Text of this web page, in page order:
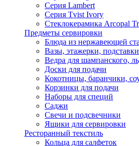
Серия Lambert
Серия Tvist Ivory
Стеклокерамика Arcopal
Предметы сервировки
Блюда из нержавеющей
Вазы, этажерки, подставки
Ведра для шампанского,
Доски для подачи
Кокотницы, баранчики,
Корзинки для подачи
Наборы для специй
Саджи
Свечи и подсвечники
Ящики для сервировки
Ресторанный текстиль
Кольца для салфеток